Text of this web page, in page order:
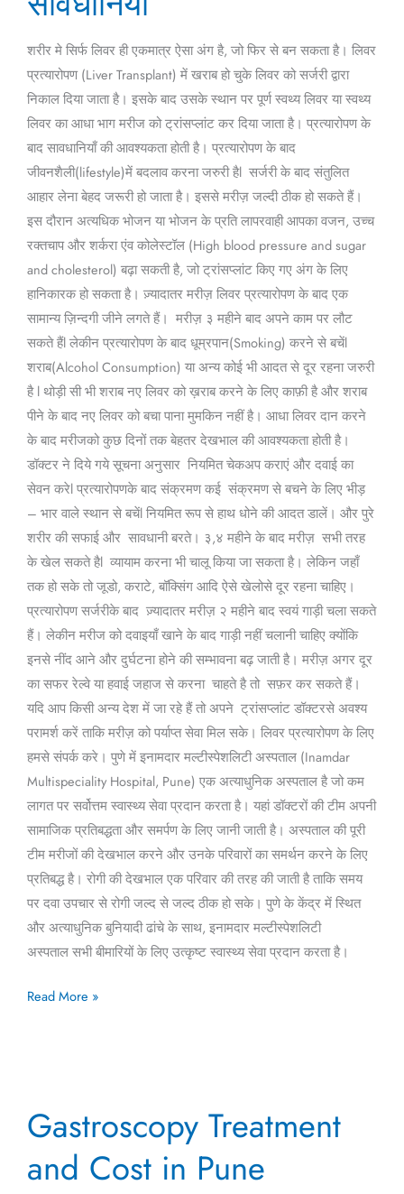
शरीर मे सिर्फ लिवर ही एकमात्र ऐसा अंग है, जो फिर से बन सकता है। लिवर
प्रत्यारोपण (Liver Transplant) में खराब हो चुके लिवर को सर्जरी द्वारा
निकाल दिया जाता है। इसके बाद उसके स्थान पर पूर्ण स्वथ्य लिवर या स्वथ्य
लिवर का आधा भाग मरीज को ट्रांसप्लांट कर दिया जाता है। प्रत्यारोपण के
बाद सावधानियाँ की आवश्यकता होती है। प्रत्यारोपण के बाद
जीवनशैली(lifestyle)में बदलाव करना जरुरी हैl सर्जरी के बाद संतुलित
आहार लेना बेहद जरूरी हो जाता है। इससे मरीज़ जल्दी ठीक हो सकते हैं।
इस दौरान अत्यधिक भोजन या भोजन के प्रति लापरवाही आपका वजन, उच्च
रक्तचाप और शर्करा एंव कोलेस्टॉल (High blood pressure and sugar
and cholesterol) बढ़ा सकती है, जो ट्रांसप्लांट किए गए अंग के लिए
हानिकारक हो सकता है। ज़्यादातर मरीज़ लिवर प्रत्यारोपण के बाद एक
सामान्य ज़िन्दगी जीने लगते हैं। मरीज़ ३ महीने बाद अपने काम पर लौट
सकते हैंl लेकीन प्रत्यारोपण के बाद धूम्रपान(Smoking) करने से बचेंl
शराब(Alcohol Consumption) या अन्य कोई भी आदत से दूर रहना जरुरी
है l थोड़ी सी भी शराब नए लिवर को ख़राब करने के लिए काफ़ी है और शराब
पीने के बाद नए लिवर को बचा पाना मुमकिन नहीं है। आधा लिवर दान करने
के बाद मरीजको कुछ दिनों तक बेहतर देखभाल की आवश्यकता होती है।
डॉक्टर ने दिये गये सूचना अनुसार नियमित चेकअप कराएं और दवाई का
सेवन करेl प्रत्यारोपणके बाद संक्रमण कई संक्रमण से बचने के लिए भीड़
– भार वाले स्थान से बचेंl नियमित रूप से हाथ धोने की आदत डालें। और पुरे
शरीर की सफाई और सावधानी बरते। ३,४ महीने के बाद मरीज़ सभी तरह
के खेल सकते हैl व्यायाम करना भी चालू किया जा सकता है। लेकिन जहाँ
तक हो सके तो जूडो, कराटे, बॉक्सिंग आदि ऐसे खेलोसे दूर रहना चाहिए।
प्रत्यारोपण सर्जरीके बाद ज़्यादातर मरीज़ २ महीने बाद स्वयं गाड़ी चला सकते
हैं। लेकीन मरीज को दवाइयाँ खाने के बाद गाड़ी नहीं चलानी चाहिए क्योंकि
इनसे नींद आने और दुर्घटना होने की सम्भावना बढ़ जाती है। मरीज़ अगर दूर
का सफर रेल्वे या हवाई जहाज से करना चाहते है तो सफ़र कर सकते हैं।
यदि आप किसी अन्य देश में जा रहे हैं तो अपने ट्रांसप्लांट डॉक्टरसे अवश्य
परामर्श करें ताकि मरीज़ को पर्याप्त सेवा मिल सके। लिवर प्रत्यारोपण के लिए
हमसे संपर्क करे। पुणे में इनामदार मल्टीस्पेशलिटी अस्पताल (Inamdar
Multispeciality Hospital, Pune) एक अत्याधुनिक अस्पताल है जो कम
लागत पर सर्वोत्तम स्वास्थ्य सेवा प्रदान करता है। यहां डॉक्टरों की टीम अपनी
सामाजिक प्रतिबद्धता और समर्पण के लिए जानी जाती है। अस्पताल की पूरी
टीम मरीजों की देखभाल करने और उनके परिवारों का समर्थन करने के लिए
प्रतिबद्ध है। रोगी की देखभाल एक परिवार की तरह की जाती है ताकि समय
पर दवा उपचार से रोगी जल्द से जल्द ठीक हो सके। पुणे के केंद्र में स्थित
और अत्याधुनिक बुनियादी ढांचे के साथ, इनामदार मल्टीस्पेशलिटी
अस्पताल सभी बीमारियों के लिए उत्कृष्ट स्वास्थ्य सेवा प्रदान करता है।
सावधानियाँ
Read More »
Gastroscopy Treatment
and Cost in Pune
Treatment
Cost